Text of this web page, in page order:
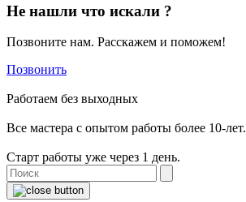
Не нашли что искали ?
Позвоните нам. Расскажем и поможем!
Позвонить
Работаем без выходных
Все мастера с опытом работы более 10-лет.
Старт работы уже через 1 день.